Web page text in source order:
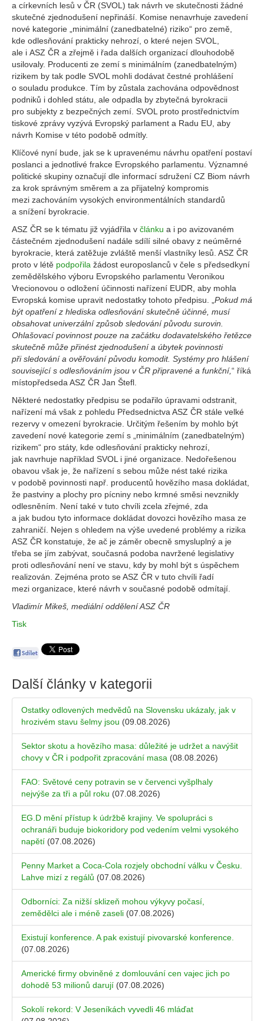
a církevních lesů v ČR (SVOL) tak návrh ve skutečnosti žádné
skutečné zjednodušení nepřináší. Komise nenavrhuje zavedení
nové kategorie „minimální (zanedbatelné) riziko“ pro země,
kde odlesňování prakticky nehrozí, o které nejen SVOL,
ale i ASZ ČR a zřejmě i řada dalších organizací dlouhodobě
usilovaly. Producenti ze zemí s minimálním (zanedbatelným)
rizikem by tak podle SVOL mohli dodávat čestné prohlášení
o souladu produkce. Tím by zůstala zachována odpovědnost
podniků i dohled státu, ale odpadla by zbytečná byrokracii
pro subjekty z bezpečných zemí. SVOL proto prostřednictvím
tiskové zprávy vyzývá Evropský parlament a Radu EU, aby
návrh Komise v této podobě odmítly.
Klíčové nyní bude, jak se k upravenému návrhu opatření postaví
poslanci a jednotlivé frakce Evropského parlamentu. Významné
politické skupiny označují dle informací sdružení CZ Biom návrh
za krok správným směrem a za přijatelný kompromis
mezi zachováním vysokých environmentálních standardů
a snížení byrokracie.
ASZ ČR se k tématu již vyjádřila v článku a i po avizovaném
částečném zjednodušení nadále sdílí silné obavy z neúměrné
byrokracie, která zatěžuje zvláště menší vlastníky lesů. ASZ ČR
proto v létě podpořila žádost europoslanců v čele s předsedkyní
zemědělského výboru Evropského parlamentu Veronikou
Vrecionovou o odložení účinnosti nařízení EUDR, aby mohla
Evropská komise upravit nedostatky tohoto předpisu. „ Pokud má
být opatření z hlediska odlesňování skutečně účinné, musí
obsahovat univerzální způsob sledování původu surovin.
Ohlašovací povinnost pouze na začátku dodavatelského řetězce
skutečně může přinést zjednodušení a úbytek povinnosti
při sledování a ověřování původu komodit. Systémy pro hlášení
související s odlesňováním jsou v ČR připravené a funkční,“ říká
místopředseda ASZ ČR Jan Štefl.
Některé nedostatky předpisu se podařilo úpravami odstranit,
nařízení má však z pohledu Předsednictva ASZ ČR stále velké
rezervy v omezení byrokracie. Určitým řešením by mohlo být
zavedení nové kategorie zemí s „minimálním (zanedbatelným)
rizikem“ pro státy, kde odlesňování prakticky nehrozí,
jak navrhuje například SVOL i jiné organizace. Nedořešenou
obavou však je, že nařízení s sebou může nést také rizika
v podobě povinnosti např. producentů hovězího masa dokládat,
že pastviny a plochy pro pícniny nebo krmné směsi nevznikly
odlesněním. Není také v tuto chvíli zcela zřejmé, zda
a jak budou tyto informace dokládat dovozci hovězího masa ze
zahraničí. Nejen s ohledem na výše uvedené problémy a rizika
ASZ ČR konstatuje, že ač je záměr obecně smysluplný a je
třeba se jím zabývat, současná podoba navržené legislativy
proti odlesňování není ve stavu, kdy by mohl být s úspěchem
realizován. Zejména proto se ASZ ČR v tuto chvíli řadí
mezi organizace, které návrh v současné podobě odmítají.
Vladimír Mikeš, mediální oddělení ASZ ČR
Tisk
Další články v kategorii
Ostatky odlovených medvědů na Slovensku ukázaly, jak v
hrozivém stavu šelmy jsou (09.08.2026)
Sektor skotu a hovězího masa: důležité je udržet a navýšit
chovy v ČR i podpořit zpracování masa (08.08.2026)
FAO: Světové ceny potravin se v červenci vyšplhaly
nejvýše za tři a půl roku (07.08.2026)
EG.D mění přístup k údržbě krajiny. Ve spolupráci s
ochranáři buduje biokoridory pod vedením velmi vysokého
napětí (07.08.2026)
Penny Market a Coca-Cola rozjely obchodní válku v Česku.
Lahve mizí z regálů (07.08.2026)
Odborníci: Za nižší sklizeň mohou výkyvy počasí,
zemědělci ale i méně zaseli (07.08.2026)
Existují konference. A pak existují pivovarské konference.
(07.08.2026)
Americké firmy obviněné z domlouvání cen vajec jich po
dohodě 53 milionů darují (07.08.2026)
Sokolí rekord: V Jeseníkách vyvedli 46 mláďat